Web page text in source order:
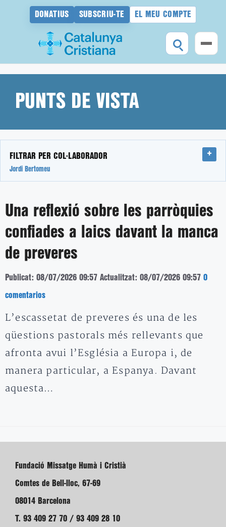
DONATIUS SUBSCRIU-TE EL MEU COMPTE
contingutPUNTS DE VISTA
FILTRAR PER COL·LABORADOR
Jordi Bertomeu
Una reflexió sobre les parròquies
confiades a laics davant la manca
de preveres
Publicat: 08/07/2026 09:57 Actualitzat: 08/07/2026 09:57 0
comentarios
L’escassetat de preveres és una de les
qüestions pastorals més rellevants que
afronta avui l’Església a Europa i, de
manera particular, a Espanya. Davant
aquesta…
Fundació Missatge Humà i Cristià
Comtes de Bell-lloc, 67-69
08014 Barcelona
T. 93 409 27 70 / 93 409 28 10